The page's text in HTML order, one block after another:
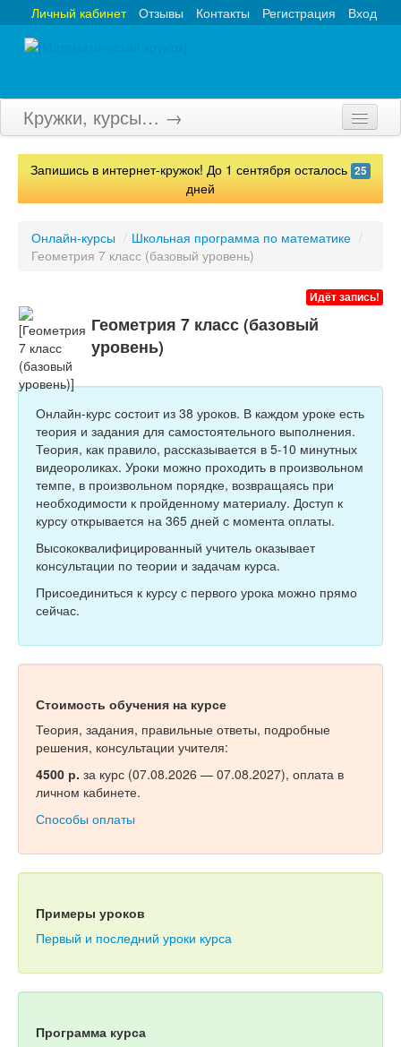
Вход
Регистрация
Контакты
Отзывы
Личный кабинет
Кружки, курсы… →
Главная
Олимпиады
Конкурсы
Вебинары
Книги
Игры
Учитель
Запишись в интернет-кружок! До 1 сентября осталось 25
дней
Онлайн-курсы / Школьная программа по математике /
Геометрия 7 класс (базовый уровень)
Идёт запись!
Геометрия 7 класс (базовый
уровень)
Онлайн-курс состоит из 38 уроков. В каждом уроке есть
теория и задания для самостоятельного выполнения.
Теория, как правило, рассказывается в 5-10 минутных
видеороликах. Уроки можно проходить в произвольном
темпе, в произвольном порядке, возвращаясь при
необходимости к пройденному материалу. Доступ к
курсу открывается на 365 дней с момента оплаты.
Высококвалифицированный учитель оказывает
консультации по теории и задачам курса.
Присоединиться к курсу с первого урока можно прямо
сейчас.
Стоимость обучения на курсе
Теория, задания, правильные ответы, подробные
решения, консультации учителя:
4500 р. за курс (07.08.2026 — 07.08.2027), оплата в
личном кабинете.
Способы оплаты
Примеры уроков
Первый и последний уроки курса
Программа курса